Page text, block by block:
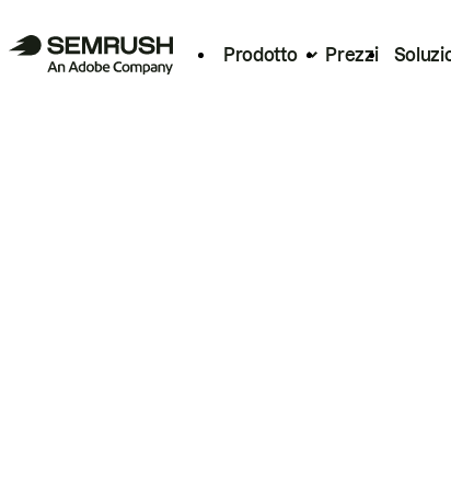
Prodotto Prezzi